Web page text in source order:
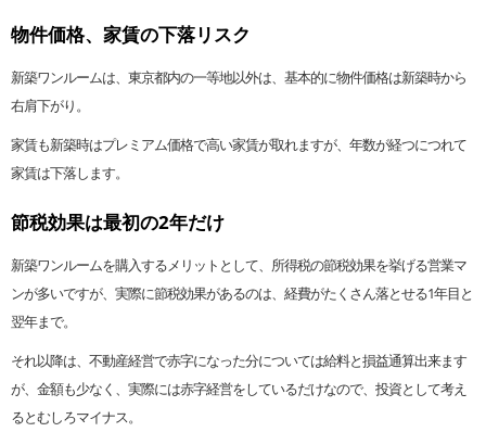
物件価格、家賃の下落リスク
新築ワンルームは、東京都内の一等地以外は、基本的に物件価格は新築時から
右肩下がり。
家賃も新築時はプレミアム価格で高い家賃が取れますが、年数が経つにつれて
家賃は下落します。
節税効果は最初の2年だけ
新築ワンルームを購入するメリットとして、所得税の節税効果を挙げる営業マ
ンが多いですが、実際に節税効果があるのは、経費がたくさん落とせる1年目と
翌年まで。
それ以降は、不動産経営で赤字になった分については給料と損益通算出来ます
が、金額も少なく、実際には赤字経営をしているだけなので、投資として考え
るとむしろマイナス。